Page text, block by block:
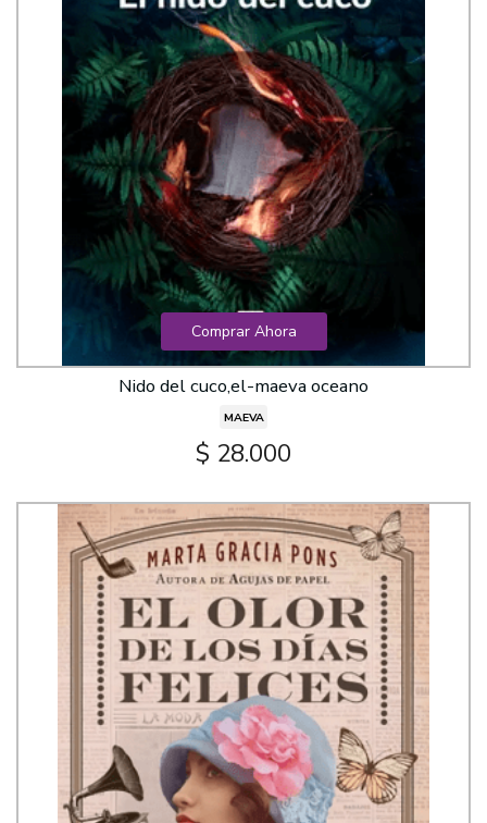
Comprar Ahora
Nido del cuco,el-maeva oceano
MAEVA
$ 28.000